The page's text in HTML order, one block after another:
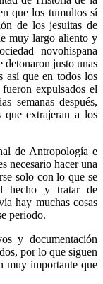
que los tumultos sí
de los jesuitas de
muy largo aliento y
novohispana
detonaron justo unas
así que en todos los
expulsados el
semanas después,
extrajeran a los
de Antropología e
necesario hacer una
solo con lo que se
hecho y tratar de
hay muchas cosas
periodo.
y documentación
por lo que siguen
muy importante que